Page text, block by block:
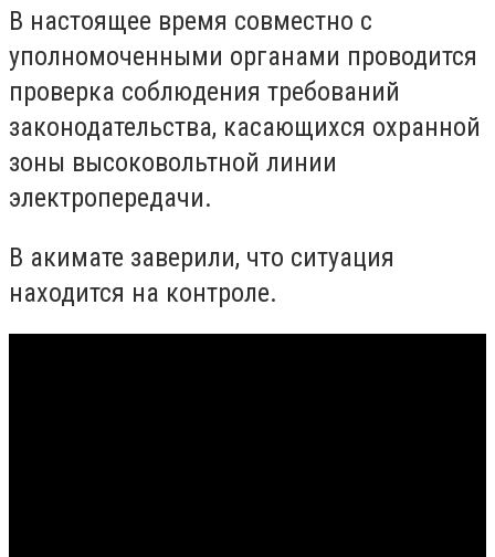
В настоящее время совместно с
уполномоченными органами проводится
проверка соблюдения требований
законодательства, касающихся охранной
зоны высоковольтной линии
электропередачи.
В акимате заверили, что ситуация
находится на контроле.